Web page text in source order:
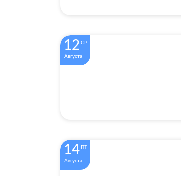
12 СР
Августа
14 ПТ
Августа